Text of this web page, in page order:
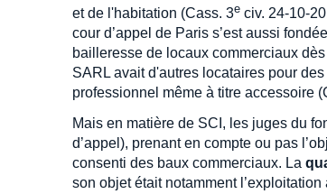
et de l'habitation (Cass. 3e civ. 24-10-
cour d’appel de Paris s’est aussi
bailleresse de locaux commerciaux
SARL avait d'autres locataires pour
professionnel même à titre accessoire
Mais en matière de SCI, les juges du
d’appel), prenant en compte ou pas
consenti des baux commerciaux. La
son objet était notamment